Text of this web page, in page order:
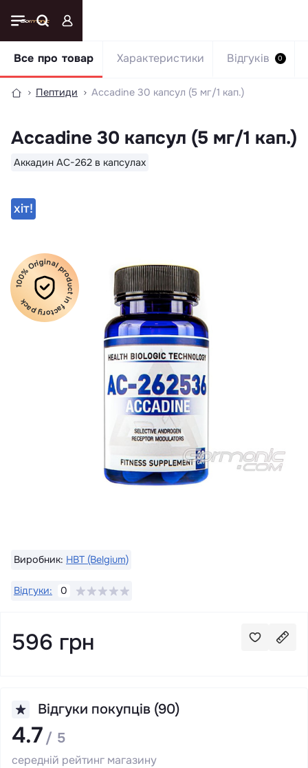
Пептиди Accadine 30 капсул (5 мг/1 кап.)
Accadine 30 капсул (5 мг/1 кап.)
Аккадин AC-262 в капсулах
Все про товар Характеристики Відгуків 0
хiт!
100% Original product in factory pack
Виробник: HBT (Belgium)
Відгуки: 0
596 грн
Відгуки покупців (90)
4.7 / 5
середній рейтинг магазину